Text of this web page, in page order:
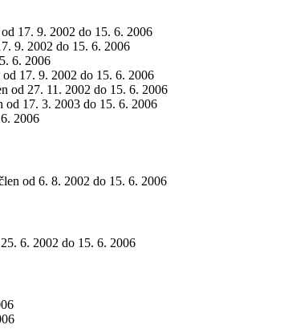
17. 9. 2002 do 15. 6. 2006
9. 2002 do 15. 6. 2006
6. 2006
od 17. 9. 2002 do 15. 6. 2006
od 27. 11. 2002 do 15. 6. 2006
od 17. 3. 2003 do 15. 6. 2006
2006
od 6. 8. 2002 do 15. 6. 2006
6. 2002 do 15. 6. 2006